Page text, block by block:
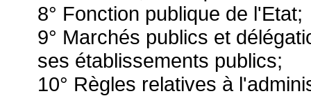
8° Fonction publique de l'Etat;
9° Marchés publics et
ses établissements publics;
10° Règles relatives à